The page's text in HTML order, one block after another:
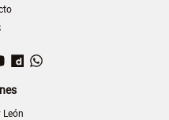
YouTubeDailymotion
León